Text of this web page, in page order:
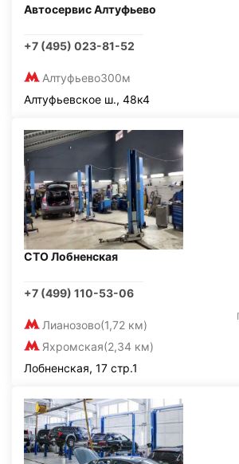
Автосервис Алтуфьево
+7 (495) 023-81-52
Алтуфьево300м
Алтуфьевское ш., 48к4
СТО Лобненская
+7 (499) 110-53-06
Лианозово(1,72 км)
Яхромская(2,34 км)
Лобненская, 17 стр.1